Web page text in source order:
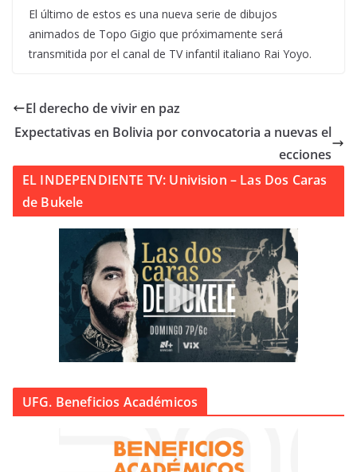
El último de estos es una nueva serie de dibujos
animados de Topo Gigio que próximamente será
transmitida por el canal de TV infantil italiano Rai Yoyo.
El derecho de vivir en paz
Expectativas en Bolivia por convocatoria a nuevas el
ecciones
EL INDEPENDIENTE TV: Univision – Las Dos Caras
de Bukele
UFG. Beneficios Académicos